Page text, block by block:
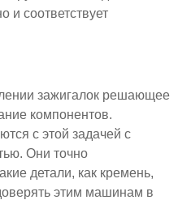
и соответствует
зажигалок решающее
компонентов.
с этой задачей с
Они точно
детали, как кремень,
этим машинам в